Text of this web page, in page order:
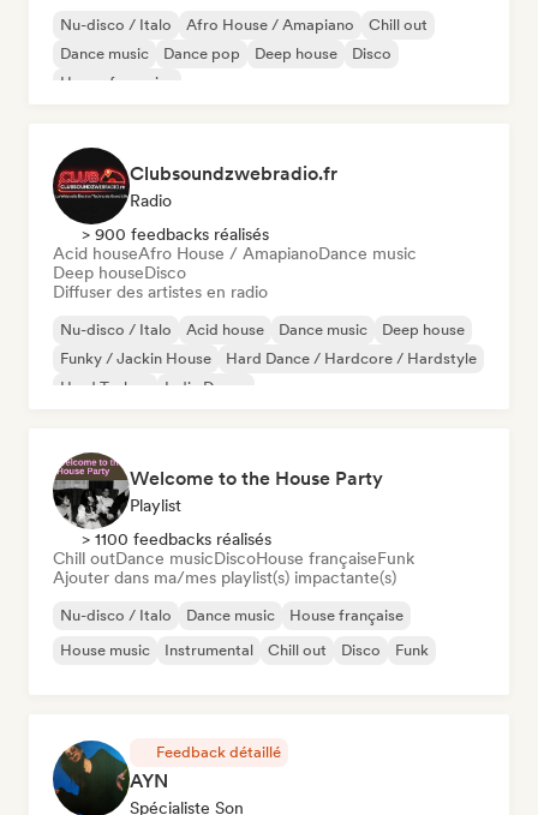
Nu-disco / Italo Afro House / Amapiano
Chill out
Dance music
Dance pop Deep house
Disco
House française
Clubsoundzwebradio.fr
Radio
> 900 feedbacks réalisés
Acid houseAfro House / AmapianoDance music
Deep houseDisco
Diffuser des artistes en radio
Nu-disco / Italo Acid house Dance music
Deep house
Funky / Jackin House
Hard Dance / Hardcore / Hardstyle
Hard Techno
Indie Dance
Welcome to the House Party
Playlist
> 1100 feedbacks réalisés
Chill outDance musicDiscoHouse françaiseFunk
Ajouter dans ma/mes playlist(s) impactante(s)
Nu-disco / Italo Dance music
House française
House music
Instrumental Chill out Disco Funk
Feedback détaillé
AYN
Spécialiste Son